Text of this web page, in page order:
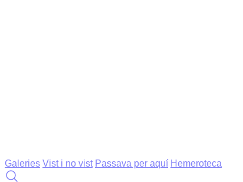
Galeries Vist i no vist Passava per aquí Hemeroteca